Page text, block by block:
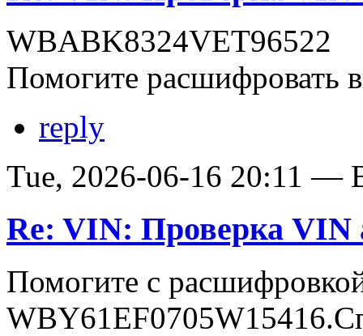
WBABK8324VET96522
Помогите расшифровать
reply
Tue, 2026-06-16 20:11 —
Re: VIN: Проверка VIN
Помогите с